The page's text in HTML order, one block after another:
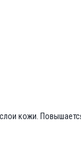
кожи.